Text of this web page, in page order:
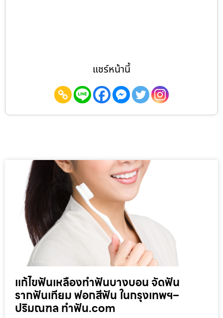
แชร์หน้านี้
แก้ไขฟันเหลืองทำฟันบางบอน จัดฟัน
รากฟันเทียม ฟอกสีฟัน ในกรุงเทพฯ–
ปริมณฑล ทำฟัน.com